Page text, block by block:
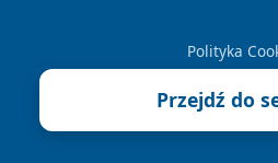
Polityka
Przejdź do